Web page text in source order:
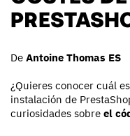
De Antoine Thomas ES
¿Quieres conocer cuál
instalación de
curiosidades sobre el